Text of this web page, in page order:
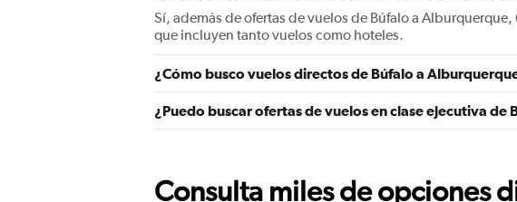
Sí, además de ofertas de vuelos de Búfalo a
que incluyen tanto vuelos como hoteles.
¿Cómo busco vuelos directos de Búfalo a
¿Puedo buscar ofertas de vuelos en clase ejecutiva de
Consulta miles de opciones